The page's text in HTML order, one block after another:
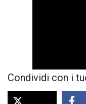
Condividi con i